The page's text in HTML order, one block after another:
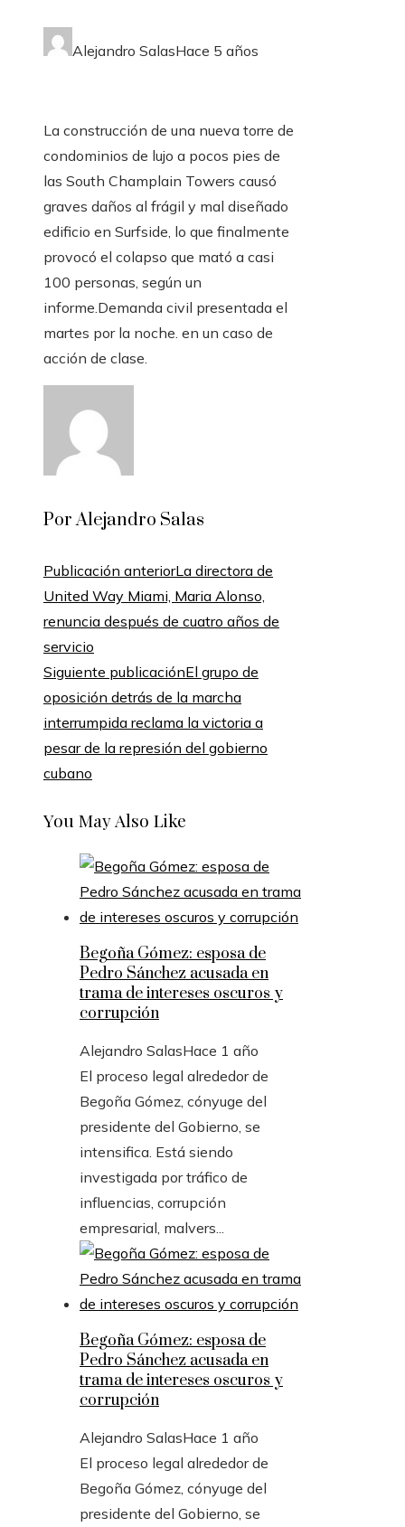
Alejandro SalasHace 5 años
La construcción de una nueva torre de
condominios de lujo a pocos pies de
las South Champlain Towers causó
graves daños al frágil y mal diseñado
edificio en Surfside, lo que finalmente
provocó el colapso que mató a casi
100 personas, según un
informe.Demanda civil presentada el
martes por la noche. en un caso de
acción de clase.
Por Alejandro Salas
Publicación anteriorLa directora de
United Way Miami, Maria Alonso,
renuncia después de cuatro años de
servicio
Siguiente publicaciónEl grupo de
oposición detrás de la marcha
interrumpida reclama la victoria a
pesar de la represión del gobierno
cubano
You May Also Like
Begoña Gómez: esposa de
Pedro Sánchez acusada en
trama de intereses oscuros y
corrupción
Alejandro SalasHace 1 año
El proceso legal alrededor de
Begoña Gómez, cónyuge del
presidente del Gobierno, se
intensifica. Está siendo
investigada por tráfico de
influencias, corrupción
empresarial, malvers...
Begoña Gómez: esposa de
Pedro Sánchez acusada en
trama de intereses oscuros y
corrupción
Alejandro SalasHace 1 año
El proceso legal alrededor de
Begoña Gómez, cónyuge del
presidente del Gobierno, se